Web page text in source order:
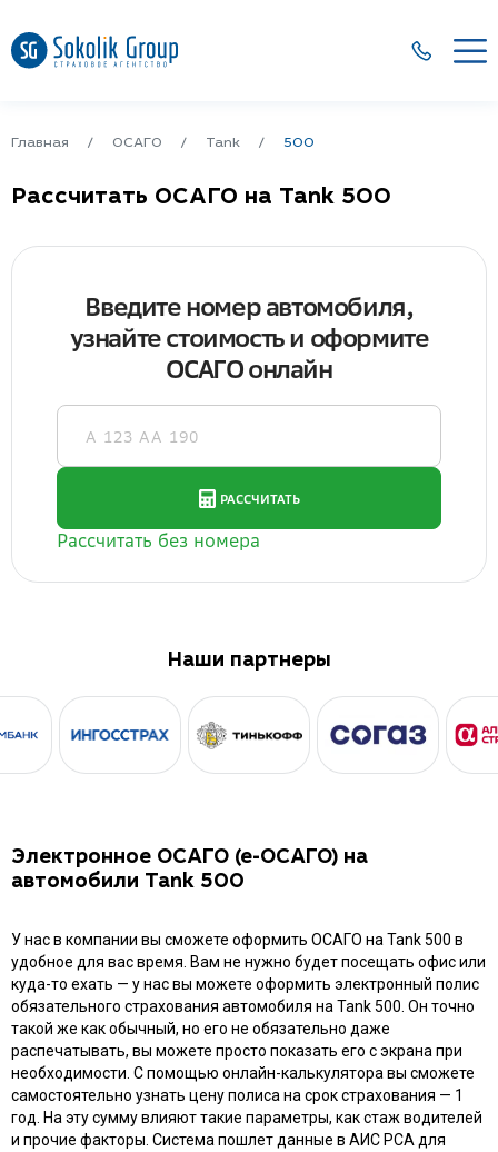
Главная ОСАГО Tank 500
Рассчитать ОСАГО на Tank 500
Наши партнеры
Электронное ОСАГО (е-ОСАГО) на
автомобили Tank 500
У нас в компании вы сможете оформить ОСАГО на Tank 500 в
удобное для вас время. Вам не нужно будет посещать офис или
куда-то ехать — у нас вы можете оформить электронный полис
обязательного страхования автомобиля на Tank 500. Он точно
такой же как обычный, но его не обязательно даже
распечатывать, вы можете просто показать его с экрана при
необходимости. С помощью онлайн-калькулятора вы сможете
самостоятельно узнать цену полиса на срок страхования — 1
год. На эту сумму влияют такие параметры, как стаж водителей
и прочие факторы. Система пошлет данные в АИС РСА для